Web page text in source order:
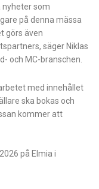
nyheter som
på denna mässa
görs även
säger Niklas
och MC-branschen.
med innehållet
ska bokas och
kommer att
på Elmia i